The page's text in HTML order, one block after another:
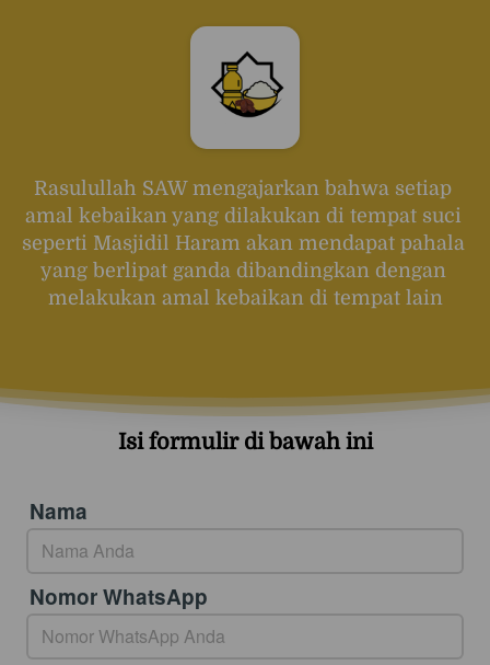
Rasulullah SAW mengajarkan bahwa setiap
amal kebaikan yang dilakukan di tempat suci
seperti Masjidil Haram akan mendapat pahala
yang berlipat ganda dibandingkan dengan
melakukan amal kebaikan di tempat lain
Isi formulir di bawah ini
Nama
Nomor WhatsApp